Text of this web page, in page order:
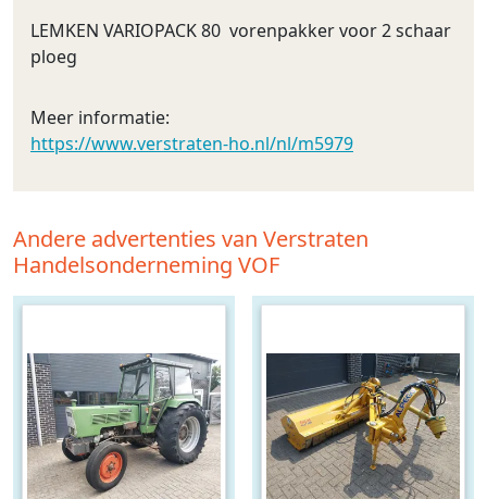
LEMKEN VARIOPACK 80 vorenpakker voor 2 schaar
ploeg
Meer informatie:
https://www.verstraten-ho.nl/nl/m5979
Andere advertenties van Verstraten
Handelsonderneming VOF